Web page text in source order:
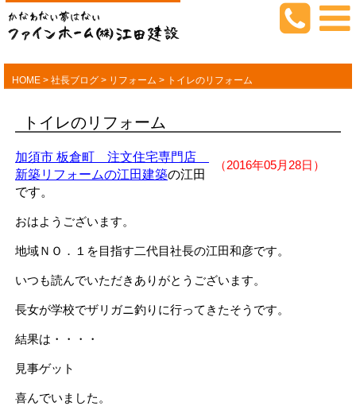
HOME > 社長ブログ > リフォーム > トイレのリフォーム
トイレのリフォーム
（2016年05月28日）
加須市 板倉町 注文住宅専門店
新築リフォームの江田建築の江田
です。
おはようございます。
地域ＮＯ．１を目指す二代目社長の江田和彦です。
いつも読んでいただきありがとうございます。
長女が学校でザリガニ釣りに行ってきたそうです。
結果は・・・・
見事ゲット
喜んでいました。